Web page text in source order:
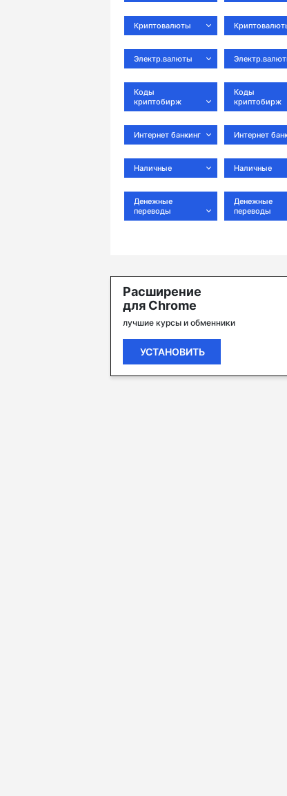
Криптовалюты
Электр.валюты
Коды
криптобирж
Интернет банкинг
Наличные
Денежные
переводы
Коды
криптобирж
Интернет
Наличные
Денежные
переводы
Расширение
для Chrome
лучшие курсы и обменники
УСТАНОВИТЬ